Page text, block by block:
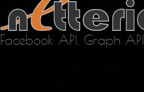
Facebook API, Graph API